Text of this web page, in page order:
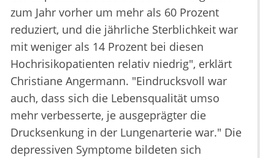
zum Jahr vorher um mehr als 60 Prozent
reduziert, und die jährliche Sterblichkeit war
mit weniger als 14 Prozent bei diesen
Hochrisikopatienten relativ niedrig", erklärt
Christiane Angermann. "Eindrucksvoll war
auch, dass sich die Lebensqualität umso
mehr verbesserte, je ausgeprägter die
Drucksenkung in der Lungenarterie war." Die
depressiven Symptome bildeten sich